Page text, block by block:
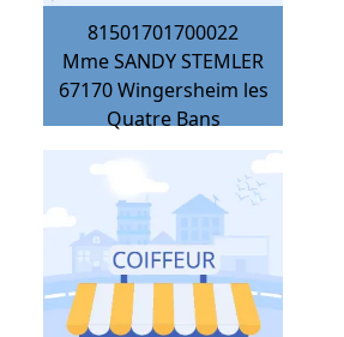
81501701700022
Mme SANDY STEMLER
67170 Wingersheim les
Quatre Bans